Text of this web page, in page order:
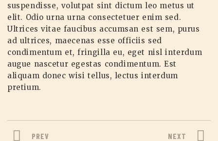
suspendisse, volutpat sint dictum leo metus ut
elit. Odio urna urna consectetuer enim sed.
Ultrices vitae faucibus accumsan est sem, purus
ad ultrices, maecenas esse officiis sed
condimentum et, fringilla eu, eget nisl interdum
augue nascetur egestas condimentum. Est
aliquam donec wisi tellus, lectus interdum
pretium.
PREV NEXT